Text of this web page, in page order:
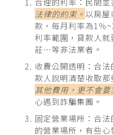
法律的約束。 以房
款，每月利率為1％
利率範圍，貸款人
莊…等非法業者。
收費公開透明：合
款人說明清楚收取那
其他費用，更不會
心遇到詐騙集團。
固定營業場所：合法
的營業場所，有些